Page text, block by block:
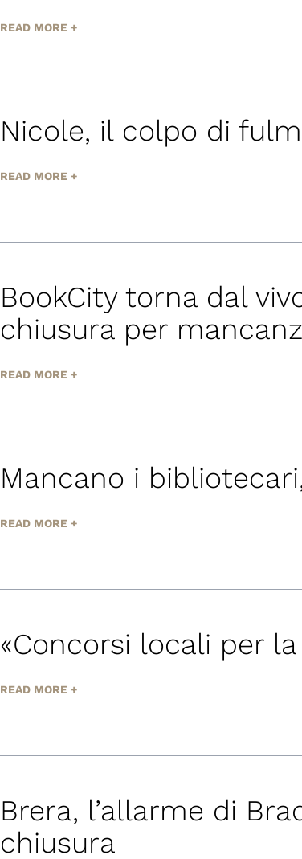
READ MORE +
Nicole, il colpo di
READ MORE +
BookCity torna dal
chiusura per
READ MORE +
Mancano i
READ MORE +
«Concorsi locali per
READ MORE +
Brera, l’allarme di
chiusura